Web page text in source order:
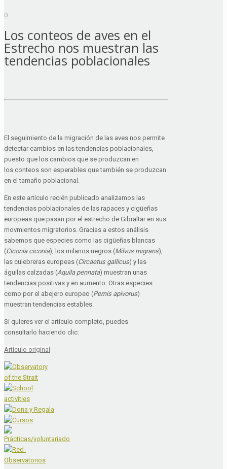
0
Los conteos de aves en el
Estrecho nos muestran las
tendencias poblacionales
El seguimiento de la migración de las aves nos permite
detectar cambios en las tendencias poblacionales,
puesto que los cambios que se produzcan en
los conteos son esperables que también se produzcan
en el tamaño poblacional.
En este artículo recién publicado analizamos las
tendencias poblacionales de las rapaces y cigüeñas
europeas que pasan por el estrecho de Gibraltar en sus
movmientos migratorios. Gracias a estos análisis
sabemos que especies como las cigüeñas blancas
(Ciconia ciconia), los milanos negros (Milvus migrans),
las culebreras europeas (Circaetus gallicus) y las
águilas calzadas (Aquila pennata) muestran unas
tendencias positivas y en aumento. Otras especies
como por el abejero europeo (Pernis apivorus)
muestran tendencias estables.
Si quieres ver el artículo completo, puedes
consultarlo haciendo clic:
Artículo original